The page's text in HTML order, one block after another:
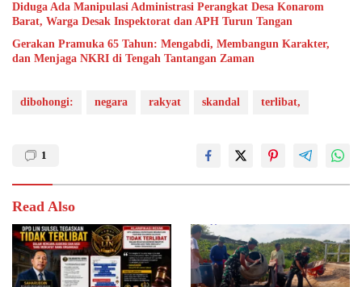
Diduga Ada Manipulasi Administrasi Perangkat Desa Konarom
Barat, Warga Desak Inspektorat dan APH Turun Tangan
Gerakan Pramuka 65 Tahun: Mengabdi, Membangun Karakter,
dan Menjaga NKRI di Tengah Tantangan Zaman
dibohongi: negara rakyat skandal terlibat,
1
Read Also